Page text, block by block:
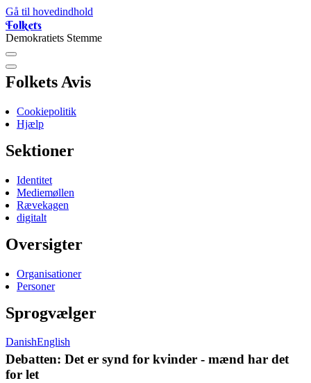
Gå til hovedindhold
Folkets
Demokratiets Stemme
Folkets Avis
Cookiepolitik
Hjælp
Sektioner
Identitet
Mediemøllen
Rævekagen
digitalt
Oversigter
Organisationer
Personer
Sprogvælger
DanishEnglish
Debatten: Det er synd for kvinder - mænd har det
for let